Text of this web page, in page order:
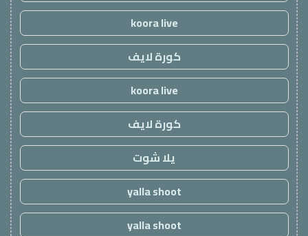
koora live
كورة لايف
koora live
كورة لايف
يلا شوت
yalla shoot
yalla shoot